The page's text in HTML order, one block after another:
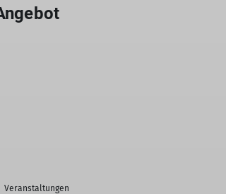
Veranstaltungen